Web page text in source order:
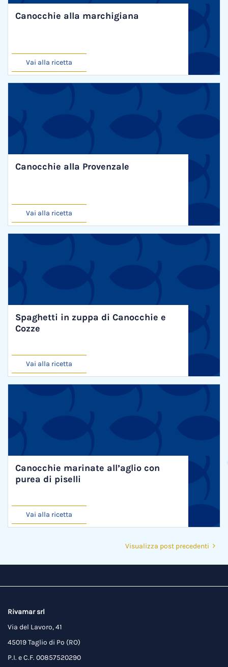
Canocchie alla marchigiana
Vai alla ricetta
Canocchie alla Provenzale
Vai alla ricetta
Spaghetti in zuppa di Canocchie e
Cozze
Vai alla ricetta
Canocchie marinate all’aglio con
purea di piselli
Vai alla ricetta
Visualizza post precedenti
Rivamar srl
Via del Lavoro, 41
45019 Taglio di Po (RO)
P.I. e C.F. 00857520290